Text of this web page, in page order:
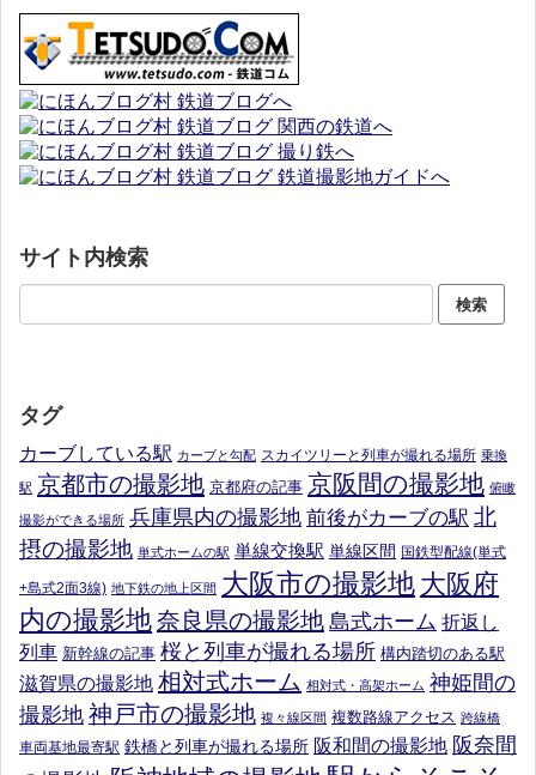
サイト内検索
タグ
カーブしている駅 カーブと勾配 スカイツリーと列車が撮れる場所 乗換
駅 京都市の撮影地 京都府の記事 京阪間の撮影地 俯瞰
撮影ができる場所 兵庫県内の撮影地 前後がカーブの駅 北
摂の撮影地 単式ホームの駅 単線交換駅 単線区間 国鉄型配線(単式
+島式2面3線) 地下鉄の地上区間 大阪市の撮影地 大阪府
内の撮影地奈良県の撮影地 島式ホーム 折返し
列車 新幹線の記事 桜と列車が撮れる場所 構内踏切のある駅
滋賀県の撮影地 相対式ホーム 相対式・高架ホーム 神姫間の
撮影地神戸市の撮影地 複々線区間 複数路線アクセス 跨線橋
車両基地最寄駅 鉄橋と列車が撮れる場所 阪和間の撮影地 阪奈間